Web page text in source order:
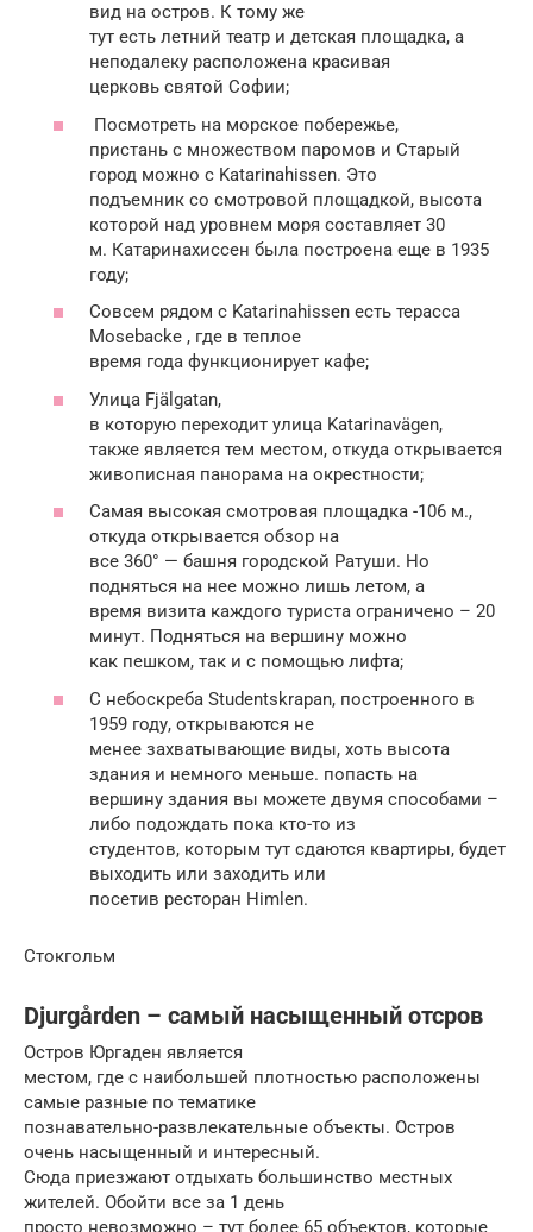
вид на остров. К тому же
тут есть летний театр и детская площадка, а
неподалеку расположена красивая
церковь святой Софии;
Посмотреть на морское побережье,
пристань с множеством паромов и Старый
город можно с Katarinahissen. Это
подъемник со смотровой площадкой, высота
которой над уровнем моря составляет 30
м. Катаринахиссен была построена еще в 1935
году;
Совсем рядом с Katarinahissen есть терасса
Mosebacke , где в теплое
время года функционирует кафе;
Улица Fjälgatan,
в которую переходит улица Katarinavägen,
также является тем местом, откуда открывается
живописная панорама на окрестности;
Самая высокая смотровая площадка -106 м.,
откуда открывается обзор на
все 360° — башня городской Ратуши. Но
подняться на нее можно лишь летом, а
время визита каждого туриста ограничено – 20
минут. Подняться на вершину можно
как пешком, так и с помощью лифта;
С небоскреба Studentskrapan, построенного в
1959 году, открываются не
менее захватывающие виды, хоть высота
здания и немного меньше. попасть на
вершину здания вы можете двумя способами –
либо подождать пока кто-то из
студентов, которым тут сдаются квартиры, будет
выходить или заходить или
посетив ресторан Himlеn.
Стокгольм
Djurgården – самый насыщенный отсров
Остров Юргаден является
местом, где с наибольшей плотностью расположены
самые разные по тематике
познавательно-развлекательные объекты. Остров
очень насыщенный и интересный.
Сюда приезжают отдыхать большинство местных
жителей. Обойти все за 1 день
просто невозможно – тут более 65 объектов, которые